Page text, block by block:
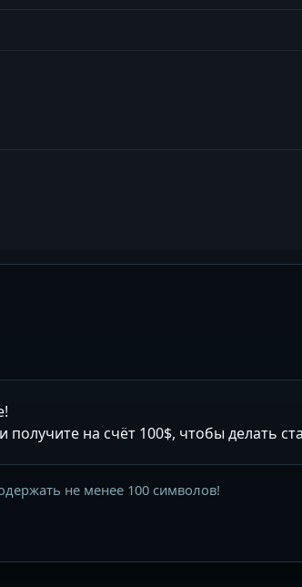
на счёт 100$, чтобы делать
не менее 100 символов!